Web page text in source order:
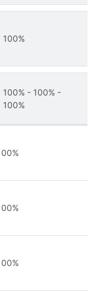
100%
100% - 100% -
100%